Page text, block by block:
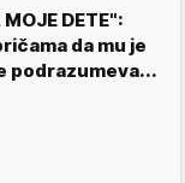
DETE":
da mu je
podrazumeva...